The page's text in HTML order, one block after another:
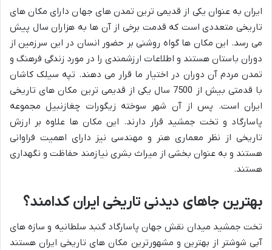
ایران به عنوان یکی از قدیمی ترین تمدن های جهان دارای مکان های
تاریخی متعددی است که قدمت برخی از آن ها به هزاران سال پیش
می رسد. این مکان ها گواه روشنی بر حضور انسان در این سرزمین از
دوران باستان هستند و اطلاعات ارزشمندی را در مورد زندگی فرهنگ و
تمدن مردم آن دوران در اختیار ما قرار می دهند. تپه سیلک کاشان
با قدمتی بیش از 7500 سال یکی از قدیمی ترین مکان های تاریخی
ایران است. پس از آن شهر سوخته زیگورات چغازنبیل مجموعه
پاسارگاد و تخت جمشید قرار دارند. این مکان ها علاوه بر ارزش
تاریخی از نظر معماری هنر و مهندسی نیز دارای اهمیت فراوانی
هستند و به عنوان بخشی از میراث بشری نیازمند حفاظت و نگهداری
هستند.
بهترین جاهای دیدنی تاریخی ایران کدامند؟
تخت جمشید میدان نقش جهان پاسارگاد گنبد سلطانیه و سازه های
آبی شوشتر از بهترین و مشهورترین مکان های تاریخی ایران هستند